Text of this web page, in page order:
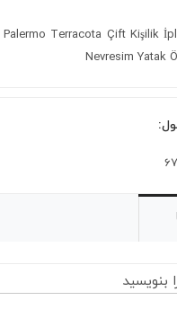
Terracota Çift Kişilik
Nevresim Yatak
بنویسید